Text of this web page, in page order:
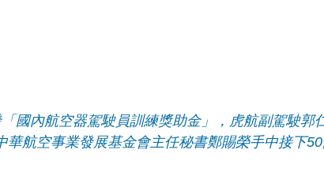
國內航空器駕駛員訓練獎助金」，虎航副駕駛郭
華航空事業發展基金會主任秘書鄭賜榮手中接下50